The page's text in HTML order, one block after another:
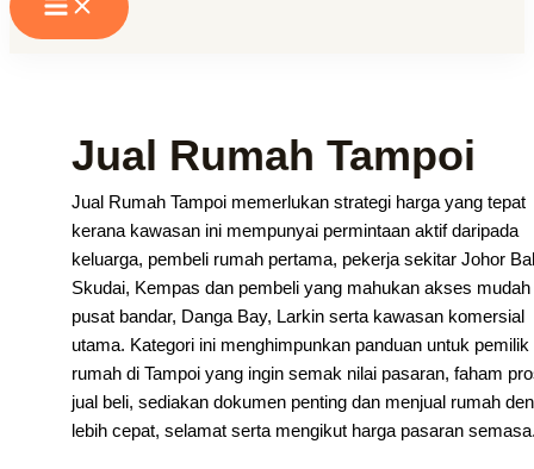
Jual Rumah Tampoi
Jual Rumah Tampoi memerlukan strategi harga yang tepat
kerana kawasan ini mempunyai permintaan aktif daripada
keluarga, pembeli rumah pertama, pekerja sekitar Johor
Skudai, Kempas dan pembeli yang mahukan akses mudah
pusat bandar, Danga Bay, Larkin serta kawasan komersial
utama. Kategori ini menghimpunkan panduan untuk pemilik
rumah di Tampoi yang ingin semak nilai pasaran, faham
jual beli, sediakan dokumen penting dan menjual rumah
lebih cepat, selamat serta mengikut harga pasaran